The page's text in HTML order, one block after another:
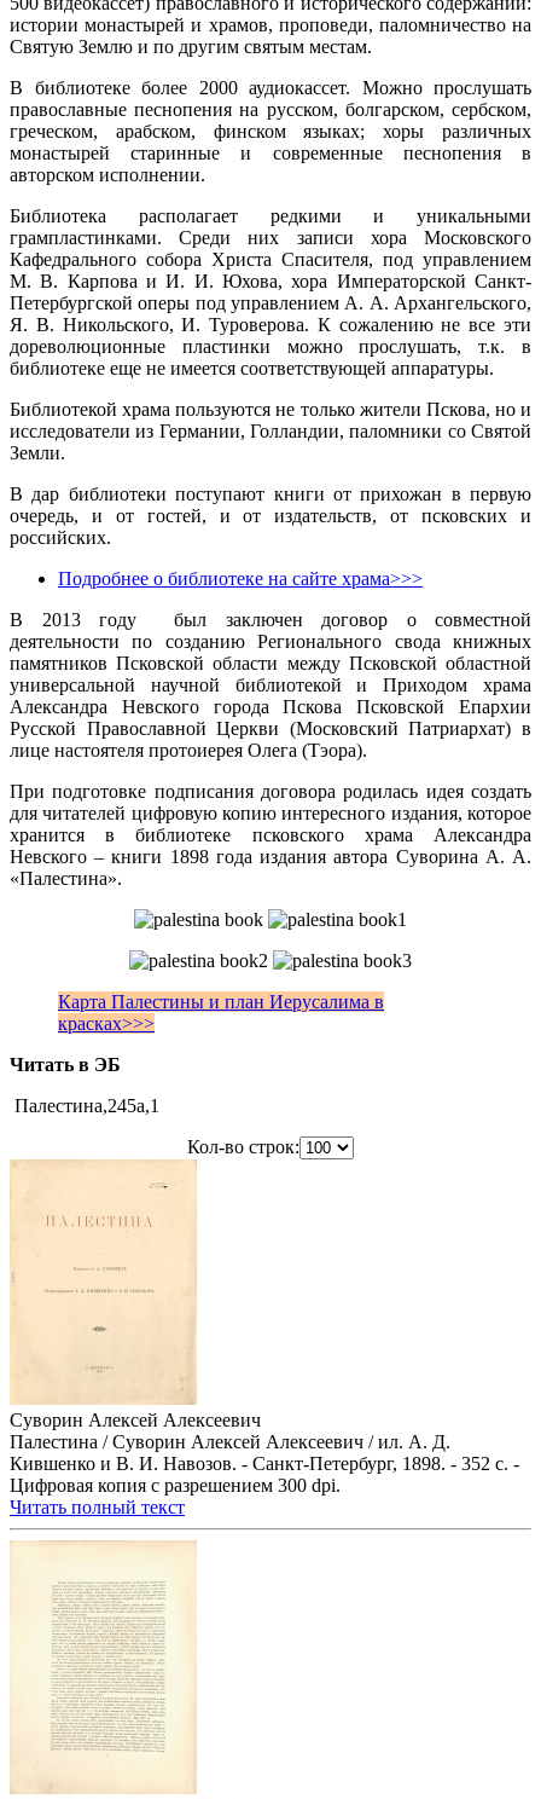
истории монастырей и храмов, проповеди, паломничество на
Святую Землю и по другим святым местам.
В библиотеке более 2000 аудиокассет. Можно прослушать
православные песнопения на русском, болгарском, сербском,
греческом, арабском, финском языках; хоры различных
монастырей старинные и современные песнопения в
авторском исполнении.
Библиотека располагает редкими и уникальными
грампластинками. Среди них записи хора Московского
Кафедрального собора Христа Спасителя, под управлением
М. В. Карпова и И. И. Юхова, хора Императорской Санкт-
Петербургской оперы под управлением А. А. Архангельского,
Я. В. Никольского, И. Туроверова. К сожалению не все эти
дореволюционные пластинки можно прослушать, т.к. в
библиотеке еще не имеется соответствующей аппаратуры.
Библиотекой храма пользуются не только жители Пскова, но и
исследователи из Германии, Голландии, паломники со Святой
Земли.
В дар библиотеки поступают книги от прихожан в первую
очередь, и от гостей, и от издательств, от псковских и
российских.
Подробнее о библиотеке на сайте храма>>>
В 2013 году был заключен договор о совместной
деятельности по созданию Регионального свода книжных
памятников Псковской области между Псковской областной
универсальной научной библиотекой и Приходом храма
Александра Невского города Пскова Псковской Епархии
Русской Православной Церкви (Московский Патриархат) в
лице настоятеля протоиерея Олега (Тэора).
При подготовке подписания договора родилась идея создать
для читателей цифровую копию интересного издания, которое
хранится в библиотеке псковского храма Александра
Невского – книги 1898 года издания автора Суворина А. А.
«Палестина».
Карта Палестины и план Иерусалима в
красках>>>
Читать в ЭБ
Палестина,245a,1
Кол-во строк:
Суворин Алексей Алексеевич
Палестина / Суворин Алексей Алексеевич / ил. А. Д.
Кившенко и В. И. Навозов. - Санкт-Петербург, 1898. - 352 с. -
Цифровая копия с разрешением 300 dpi.
Читать полный текст